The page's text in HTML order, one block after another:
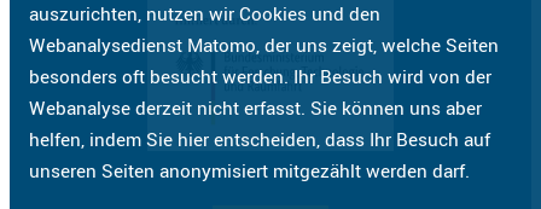
auszurichten, nutzen wir Cookies und den
Webanalysedienst Matomo, der uns zeigt, welche Seiten
besonders oft besucht werden. Ihr Besuch wird von der
Webanalyse derzeit nicht erfasst. Sie können uns aber
helfen, indem Sie hier entscheiden, dass Ihr Besuch auf
unseren Seiten anonymisiert mitgezählt werden darf.